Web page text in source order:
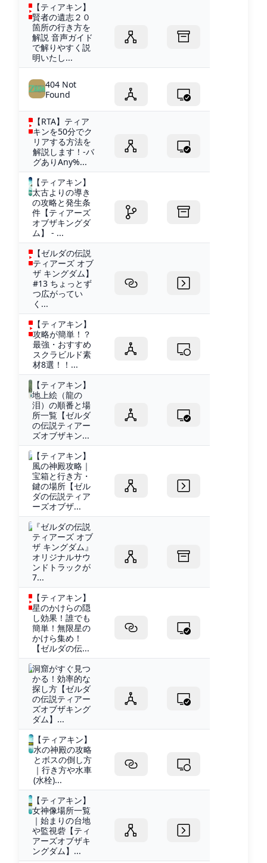
【ティアキン】
賢者の遺志２０
箇所の行き方を
解説 音声ガイド
で解りやすく説
明いたし...
404 Not
Found
【RTA】ティア
キンを50分でク
リアする方法を
解説します！-バ
グありAny%...
【ティアキン】
太古よりの導き
の攻略と発生条
件【ティアーズ
オブザキングダ
ム】 - ...
【ゼルダの伝説
ティアーズ オブ
ザ キングダム】
#13 ちょっとず
つ広がってい
く...
【ティアキン】
攻略が簡単！？
最強・おすすめ
スクラビルド素
材8選！！...
【ティアキン】
地上絵（龍の
泪）の順番と場
所一覧【ゼルダ
の伝説ティアー
ズオブザキン...
【ティアキン】
風の神殿攻略｜
宝箱と行き方・
鍵の場所【ゼル
ダの伝説ティア
ーズオブザ...
『ゼルダの伝説
ティアーズ オブ
ザ キングダム』
オリジナルサウ
ンドトラックが
7...
【ティアキン】
星のかけらの隠
し効果！誰でも
簡単！無限星の
かけら集め！
【ゼルダの伝...
洞窟がすぐ見つ
かる！効率的な
探し方【ゼルダ
の伝説ティアー
ズオブザキング
ダム】...
【ティアキン】
水の神殿の攻略
とボスの倒し方
｜行き方や水車
(水栓)...
【ティアキン】
女神像場所一覧
｜始まりの台地
や監視砦【ティ
アーズオブザキ
ングダム】...